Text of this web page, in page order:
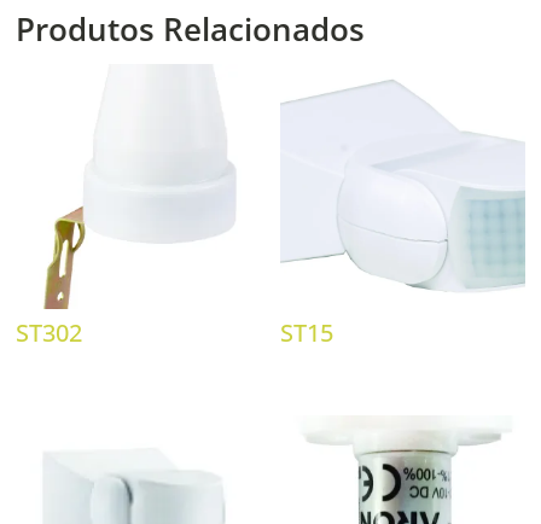
Produtos Relacionados
ST302 ST15